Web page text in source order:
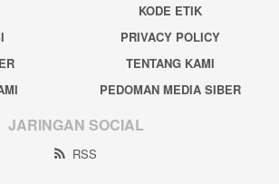
KODE ETIK
PRIVACY POLICY
TENTANG KAMI
PEDOMAN MEDIA SIBER
JARINGAN SOCIAL
RSS